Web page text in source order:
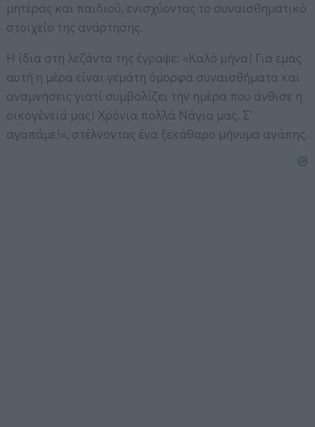
μητέρας και παιδιού, ενισχύοντας το συναισθηματικό
στοιχείο της ανάρτησης.
Η ίδια στη λεζάντα της έγραψε: «Καλό μήνα! Για εμάς
αυτή η μέρα είναι γεμάτη όμορφα συναισθήματα και
αναμνήσεις γιατί συμβολίζει την ημέρα που άνθισε η
οικογένειά μας! Χρόνια πολλά Νάγια μας. Σ’
αγαπάμε!», στέλνοντας ένα ξεκάθαρο μήνυμα αγάπης.